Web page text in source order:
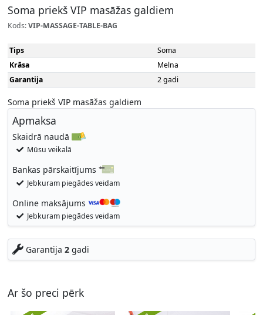
Soma priekš VIP masāžas galdiem
Kods:VIP-MASSAGE-TABLE-BAG
Tips
Soma
Krāsa
Melna
Garantija
2 gadi
Soma priekš VIP masāžas galdiem
Apmaksa
Skaidrā naudā
Mūsu veikalā
Bankas pārskaitījums
Jebkuram piegādes veidam
Online maksājums
Jebkuram piegādes veidam
Garantija 2gadi
Ar šo preci pērk